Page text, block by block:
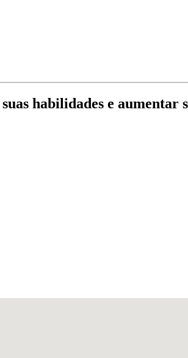
habilidades e aumentar